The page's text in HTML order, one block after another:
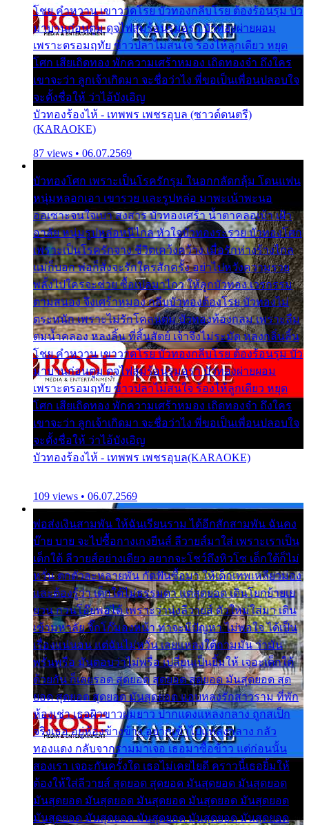
โชย คำหวาน เขาวาดโรย บัวทองกลีบโรย ต้องร้อนรุม บัว
มาบานก่อนตูม ดุจไฟสุมร้อนรุมอุรา บัวทองผ่ายผอม
เพราะตรอมฤทัย ข้าวปลาไม่สนใจ ร้องไห้ลูกเดียว หยุด
โศก เสียเถิดทอง พักความเศร้าหมอง เถิดทองจ๋า ถึงใคร
เขาจะว่า ลูกเจ้าเกิดมา จะชื่อว่าไง พี่ขอเป็นเพื่อนปลอบใจ
จะตั้งชื่อให้ ว่าไอ้บังเอิญ
บัวทองร้องไห้ - เทพพร เพชรอุบล (ซาวด์ดนตรี)
(KARAOKE)
87 views • 06.07.2569
บัวทองโศก เพราะเป็นโรครักรุม ในอกกลัดกลุ้ม โดนแฟน
หนุ่มหลอกเอา เขารวย และรูปหล่อ มาพะเน้าพะนอ
ออเซาะจนใจเบา สงสาร บัวทองเศร้า น้ำตาคลอเบ้า เฝ้า
อาลัย หนุ่มรูปหล่อหนีไกล หัวใจบัวทองระรวย บัวทองโศก
เพราะเป็นโรครักจาง ชีวิตเคว้งคว้าง เมื่อรักห่างร้างไกล
แม่ก็บอก พ่อก็สั่งจะรักใครสักครั้ง อย่าไปหวังความรวย
พลั้งไปใครจะช่วย ซื้อเปลมาไกว ให้ลูกบัวทอง เวรกรรม
ตามสนอง จึงเศร้าหมอง กลีบบัวทองต้องโรย บัวทองไม่
ตระหนัก เพราะไม่รักโคลนตม บัวทองท้องกลม เพราะลืม
ตมน้ำคลอง หลงลิ้น ที่สิ้นสัตย์ เจ้าจึงไม่ระมัด หลงกลิ่นลิ้น
โชย คำหวาน เขาวาดโรย บัวทองกลีบโรย ต้องร้อนรุม บัว
มาบานก่อนตูม ดุจไฟสุมร้อนรุมอุรา บัวทองผ่ายผอม
เพราะตรอมฤทัย ข้าวปลาไม่สนใจ ร้องไห้ลูกเดียว หยุด
โศก เสียเถิดทอง พักความเศร้าหมอง เถิดทองจ๋า ถึงใคร
เขาจะว่า ลูกเจ้าเกิดมา จะชื่อว่าไง พี่ขอเป็นเพื่อนปลอบใจ
จะตั้งชื่อให้ ว่าไอ้บังเอิญ
บัวทองร้องไห้ - เทพพร เพชรอุบล(KARAOKE)
109 views • 06.07.2569
พ่อส่งเงินสามพัน ให้ฉันเรียนราม ได้อีกสักสามพัน ฉันคง
บ๊าย บาย จะไปซื้อกางเกงยีนส์ ลีวายส์มาใส่ เพราะเราเป็น
เด็กใต้ ลีวายส์อย่างเดียว อยากจะโชว์ถึงหิวโซ เด็กใต้ก็ไม่
หวั่น ตกตัวละหลายพัน กัดฟันซื้อมา ให้เด็กเทพเหลียวมอง
และต้องรู้ว่า เด็กใต้ไม่ธรรมดา แต่สุดยอด เดินโยกย้ายเย
ยวน กวนโอ๊ยพอได้ เพราะว่านุ่งลีวายส์ ตัวใหม่ใส่มา เดิน
เข้ามหาลัย จิ๊กโก๊มองหน้า ท่าจะมีปัญหา ไม่พอใจ ได้เป็น
เรื่องแน่นอน แต่ฉันไม่หวั่น เลยแหลงใต้ถามมัน ว่ามัน
พรั่นพรือ มันตอบว่าไม่พรื่อ เปลี่ยนเป็นยิ้มให้ เจอะเด็กใต้
ด้วยกัน ก็เลยรอด สุดยอด สุดยอด สุดยอด มันสุดยอด สุด
ยอด สุดยอด สุดยอด มันสุดยอด แอบหลงรักสาวราม ที่พัก
ห้องเช่า เธอผิวขาวผมยาว ปากแดงแหลงกลาง ถูกสเป็ก
จริงเธอ อยู่ห้องข้างข้าง อยากเข้าไปแหลงกลาง กลัว
ทองแดง กลับจากรามมาเจอ เธอมาซื้อข้าว แต่ก่อนนั้น
สองเรา เจอะกันครั้งใด เธอไม่เคยไยดี คราวนี้เธอยิ้มให้
ต้องให้ใส่ลีวายส์ สุดยอด สุดยอด มันสุดยอด มันสุดยอด
มันสุดยอด มันสุดยอด มันสุดยอด มันสุดยอด มันสุดยอด
มันสุดยอด มันสุดยอด มันสุดยอด มันสุดยอด มันสุดยอด